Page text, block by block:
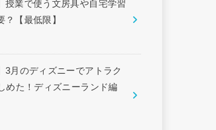
授業で使う文房具や自宅学習
？【最低限】
3月のディズニーでアトラク
めた！ディズニーランド編